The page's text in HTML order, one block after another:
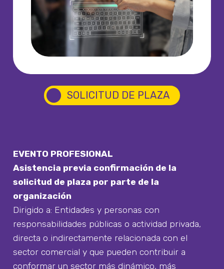
circle SOLICITUD DE PLAZA
EVENTO PROFESIONAL
Asistencia previa confirmación de la
solicitud de plaza por parte de la
organización
Dirigido a: Entidades y personas con
responsabilidades públicas o actividad privada,
directa o indirectamente relacionada con el
sector comercial y que pueden contribuir a
conformar un sector más dinámico, más